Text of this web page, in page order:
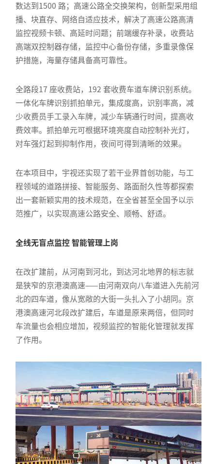
数达到1500 路；高速公路全交换架构，创新型采用组
播、块直存、网络自适应技术，解决了高速公路高清
监控视频卡顿、高延时问题；前端缓存补录，收费站
高端双控制器存储，监控中心备份存储，多重录像保
护措施，海量存储具备高可靠性。
全路段17 座收费站，192 套收费车道车牌识别系统。
一体化车牌识别抓拍单元，集成度高，识别率高，减
少收费员手工录入车牌，减少车辆通行时间，提高收
费效率。抓拍单元可根据环境亮度自动控制补光灯，
对车强灯起到抑制作用，夜间可得到清晰的效果。
在本项目中，宇视还实现了若干业界首创功能，与工
程领域的道路拼接、智能服务、路面耐久性等都探索
出一套新颖实用的技术规范，在全省甚至全国予以示
范推广，以实现高速公路安全、顺畅、舒适。
全线无盲点监控 智能管理上岗
在改扩建前，从河南到河北，到达河北地界的标志就
是狭窄的京港澳高速——由河南双向八车道进入先前河
北的四车道，像从宽敞的大街一头扎入了小胡同。京
港澳高速河北段改扩建后，车道是原来两倍，但同时
车流量也会相应增加，视频监控的智能化管理就发挥
了作用。